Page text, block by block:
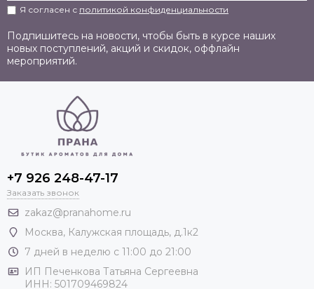
Я согласен с политикой конфиденциальности
Подпишитесь на новости, чтобы быть в курсе наших
новых поступлений, акций и скидок, оффлайн
мероприятий.
+7 926 248-47-17
Заказать звонок
zakaz@pranahome.ru
Москва, Калужская площадь, д.1к2
7 дней в неделю с 11:00 до 21:00
ИП Печенкова Татьяна Сергеевна
ИНН: 501709469824